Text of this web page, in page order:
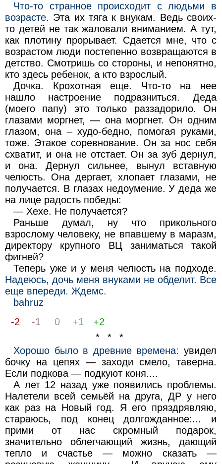
Что-то странное происходит с людьми в
возрасте. Эта их тяга к внукам. Ведь своих-
то детей не так жаловали вниманием. А тут,
как плотину прорывает. Сдается мне, что с
возрастом люди постепенно возвращаются в
детство. Смотришь со стороны, и непонятно,
кто здесь ребенок, а кто взрослый.
Дочка. Крохотная еще. Что-то на нее
нашло настроение подразниться. Деда
(моего папу) это только раззадорило. Он
глазами моргнет, — она моргнет. Он одним
глазом, она – худо-бедно, помогая руками,
тоже. Этакое соревнование. Он за нос себя
схватит, и она не отстает. Он за зуб дернул,
и она. Дернул сильнее, вынул вставную
челюсть. Она дергает, хлопает глазами, не
получается. В глазах недоумение. У деда же
на лице радость победы:
— Хехе. Не получается?
Раньше думал, ну что прикольного
взрослому человеку, не впавшему в маразм,
директору крупного ВЦ заниматься такой
фигней?
Теперь уже и у меня челюсть на подходе.
Надеюсь, дочь меня внуками не обделит. Все
еще впереди. Ждемс.
bahruz
-2
-1 0 +1
+2
* * *
Хорошо было в древние времена: увидел
бочку на цепях — заходи смело, таверна.
Если подкова — подкуют коня....
А лет 12 назад уже появились проблемы.
Налетели всей семьёй на друга, ДР у него
как раз на Новый год. Я его пряздрявляю,
стараюсь, под конец долгожданное:... и
прими от нас скромный подарок,
значительно облегчающий жизнь, дающий
тепло и счастье — можно сказать —